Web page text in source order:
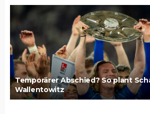
Temporärer Abschied? So plant
Wallentowitz